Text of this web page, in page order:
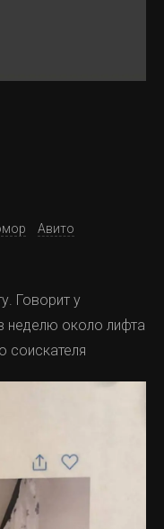
Авито
Говорит у
неделю около лифта